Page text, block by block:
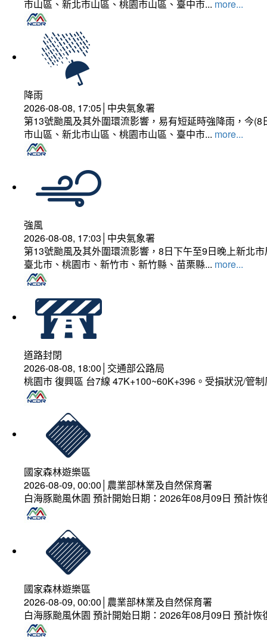
市山區、新北市山區、桃園市山區、臺中市... more...
降雨
2026-08-08, 17:05│中央氣象署
第13號颱風及其外圍環流影響，易有短延時強降雨，今
市山區、新北市山區、桃園市山區、臺中市... more...
強風
2026-08-08, 17:03│中央氣象署
第13號颱風及其外圍環流影響，8日下午至9日晚上新北
臺北市、桃園市、新竹市、新竹縣、苗栗縣... more...
道路封閉
2026-08-08, 18:00│交通部公路局
桃園市 復興區 台7線 47K+100~60K+396。受損狀況/管
國家森林遊樂區
2026-08-09, 00:00│農業部林業及自然保育署
白海豚颱風休園 預計開始日期：2026年08月09日 預計
國家森林遊樂區
2026-08-09, 00:00│農業部林業及自然保育署
白海豚颱風休園 預計開始日期：2026年08月09日 預計